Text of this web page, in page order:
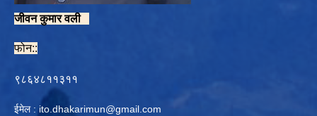
जीवन कुमार वली
फोन::
९८६४८११३११
ईमेल :ito.dhakarimun@gmail.com